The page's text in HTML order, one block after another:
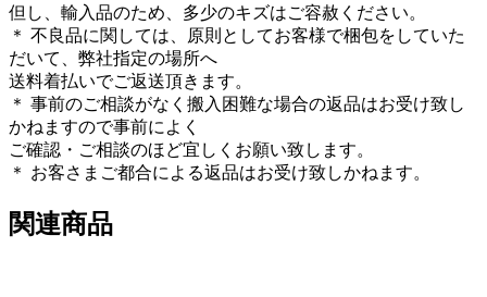
但し、輸入品のため、多少のキズはご容赦ください。
＊ 不良品に関しては、原則としてお客様で梱包をしていた
だいて、弊社指定の場所へ
送料着払いでご返送頂きます。
＊ 事前のご相談がなく搬入困難な場合の返品はお受け致し
かねますので事前によく
ご確認・ご相談のほど宜しくお願い致します。
＊ お客さまご都合による返品はお受け致しかねます。
関連商品